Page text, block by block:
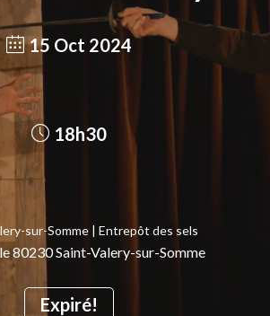
15 Oct 2024
Expiré!
18h30
sur-Somme | Entrepôt des sels
80230 Saint-Valery-sur-Somme